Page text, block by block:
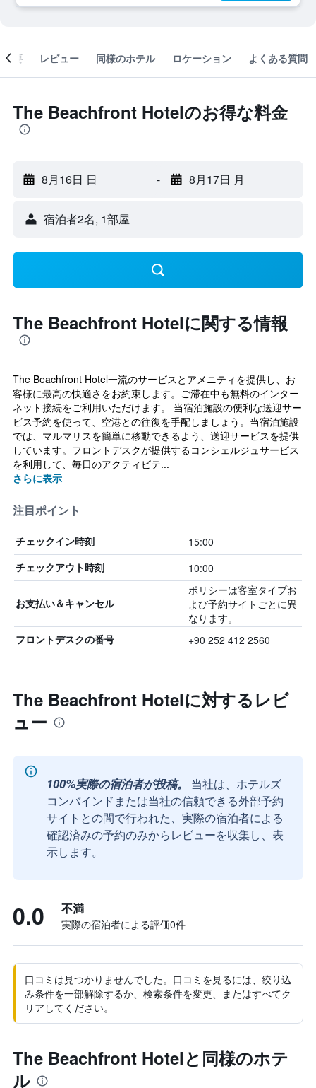
概要 レビュー 同様のホテル ロケーション よくある質問
The Beachfront Hotelのお得な料金
8月16日 日 - 8月17日 月
宿泊者2名, 1​部屋
The Beachfront Hotelに関する情報
The Beachfront Hotel一流のサービスとアメニティを提供し、お
客様に最高の快適さをお約束します。ご滞在中も無料のインター
ネット接続をご利用いただけます。 当宿泊施設の便利な送迎サー
ビス予約を使って、空港との往復を手配しましょう。当宿泊施設
では、マルマリスを簡単に移動できるよう、送迎サービスを提供
しています。フロントデスクが提供するコンシェルジュサービス
を利用して、毎日のアクティビテ...
さらに表示
注目ポイント
チェックイン時刻 15:00
チェックアウト時刻 10:00
お支払い＆キャンセル
ポリシーは客室タイプお
よび予約サイトごとに異
なります。
フロントデスクの番号 +90 252 412 2560
The Beachfront Hotelに対するレビ
ュー
100%実際の宿泊者が投稿。
当社は、ホテルズ
コンバインドまたは当社の信頼できる外部予約
サイトとの間で行われた、実際の宿泊者による
確認済みの予約のみからレビューを収集し、表
示します。
0.0 不満
実際の宿泊者による評価0​件
口コミは見つかりませんでした。口コミを見るには、絞り込
み条件を一部解除するか、検索条件を変更、またはすべてク
リアしてください。
The Beachfront Hotelと同様のホテ
ル